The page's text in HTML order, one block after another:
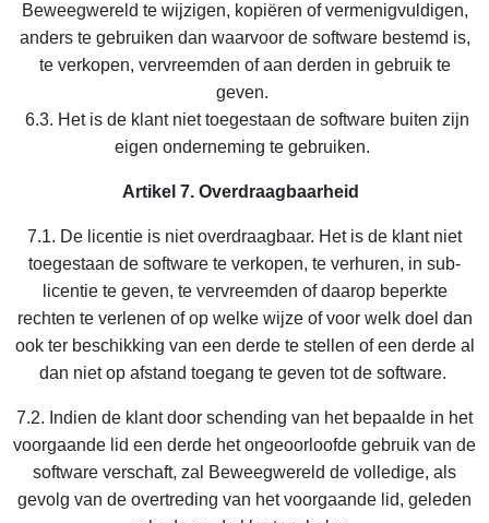
Beweegwereld te wijzigen, kopiëren of vermenigvuldigen,
anders te gebruiken dan waarvoor de software bestemd is,
te verkopen, vervreemden of aan derden in gebruik te
geven.
6.3. Het is de klant niet toegestaan de software buiten zijn
eigen onderneming te gebruiken.
Artikel 7. Overdraagbaarheid
7.1. De licentie is niet overdraagbaar. Het is de klant niet
toegestaan de software te verkopen, te verhuren, in sub-
licentie te geven, te vervreemden of daarop beperkte
rechten te verlenen of op welke wijze of voor welk doel dan
ook ter beschikking van een derde te stellen of een derde al
dan niet op afstand toegang te geven tot de software.
7.2. Indien de klant door schending van het bepaalde in het
voorgaande lid een derde het ongeoorloofde gebruik van de
software verschaft, zal Beweegwereld de volledige, als
gevolg van de overtreding van het voorgaande lid, geleden